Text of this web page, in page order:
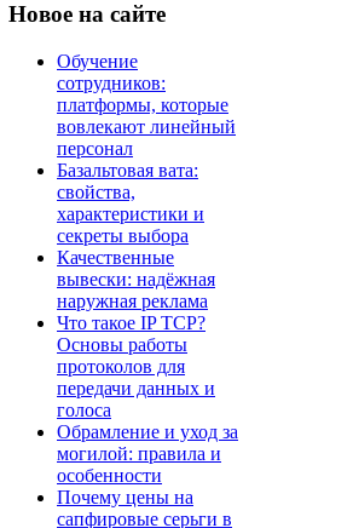
Новое на сайте
Обучение
сотрудников:
платформы, которые
вовлекают линейный
персонал
Базальтовая вата:
свойства,
характеристики и
секреты выбора
Качественные
вывески: надёжная
наружная реклама
Что такое IP TCP?
Основы работы
протоколов для
передачи данных и
голоса
Обрамление и уход за
могилой: правила и
особенности
Почему цены на
сапфировые серьги в